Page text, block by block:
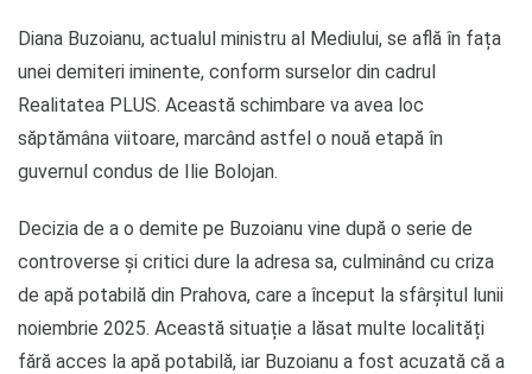
Diana Buzoianu, actualul ministru al Mediului, se află în fața
unei demiteri iminente, conform surselor din cadrul
Realitatea PLUS. Această schimbare va avea loc
săptămâna viitoare, marcând astfel o nouă etapă în
guvernul condus de Ilie Bolojan.
Decizia de a o demite pe Buzoianu vine după o serie de
controverse și critici dure la adresa sa, culminând cu criza
de apă potabilă din Prahova, care a început la sfârșitul lunii
noiembrie 2025. Această situație a lăsat multe localități
fără acces la apă potabilă, iar Buzoianu a fost acuzată că a